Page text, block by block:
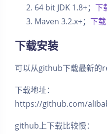
64 bit JDK 1.8+； 下
Maven 3.2.x+； 下载
下载安装
可以从github下载最新的
下载地址：
https://github.com/
github上下载比较慢：